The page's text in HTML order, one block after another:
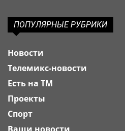
ПОПУЛЯРНЫЕ РУБРИКИ
Новости
Телемикс-новости
Есть на ТМ
Проекты
Спорт